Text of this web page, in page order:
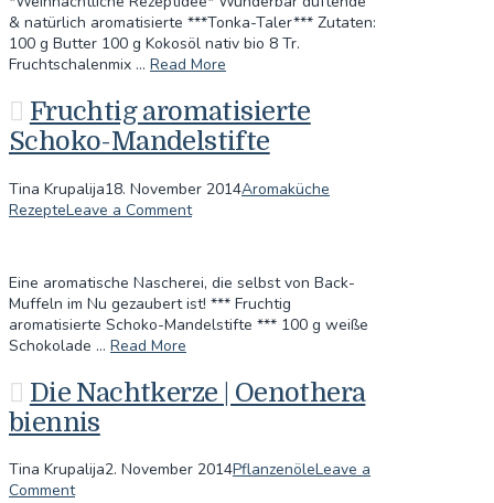
& natürlich aromatisierte ***Tonka-Taler*** Zutaten:
100 g Butter 100 g Kokosöl nativ bio 8 Tr.
Fruchtschalenmix … Read More
Fruchtig aromatisierte
Schoko-Mandelstifte
Tina Krupalija18. November 2014Aromaküche
RezepteLeave a Comment
Eine aromatische Nascherei, die selbst von Back-
Muffeln im Nu gezaubert ist! *** Fruchtig
aromatisierte Schoko-Mandelstifte *** 100 g weiße
Schokolade … Read More
Die Nachtkerze | Oenothera
biennis
Tina Krupalija2. November 2014PflanzenöleLeave a
Comment